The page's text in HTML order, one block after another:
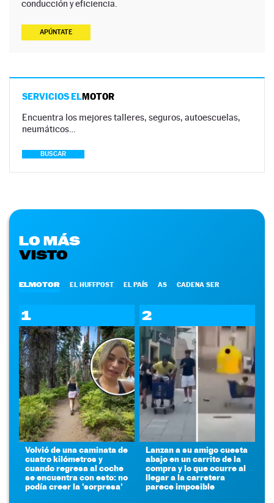
conducción y eficiencia.
APÚNTATE
SERVICIOS ELMOTOR
Encuentra los mejores talleres, seguros, autoescuelas,
neumáticos…
BUSCAR
LO MÁS
VISTO
ELMOTOR EL HUFFPOST EL PAÍS AS CADENA SER
1
Volvió de una caminata de
cuatro kilómetros y
cuando regresa al coche
se encuentra con esto: no
podía creer la 'sorpresa'
2
Lanzan a su amigo cuesta
abajo en un carrito de la
compra y lo que ocurre al
llegar a la carretera
parece imposible